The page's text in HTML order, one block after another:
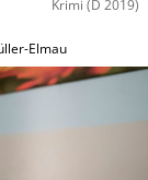
Krimi (D 2019)
Elmau